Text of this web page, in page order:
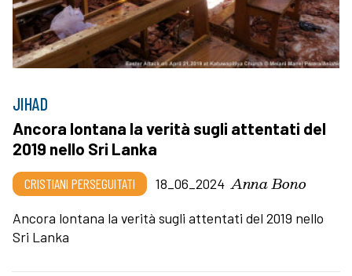
JIHAD
Ancora lontana la verità sugli attentati del
2019 nello Sri Lanka
CRISTIANI PERSEGUITATI 18_06_2024 Anna Bono
Ancora lontana la verità sugli attentati del 2019 nello
Sri Lanka